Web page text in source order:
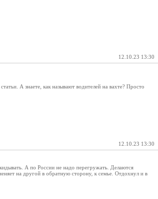
12.10.23 13:30
А знаете, как называют водителей на вахте? Просто
12.10.23 13:30
А по России не надо перегружать. Делаются
на другой в обратную сторону, к семье. Отдохнул и в